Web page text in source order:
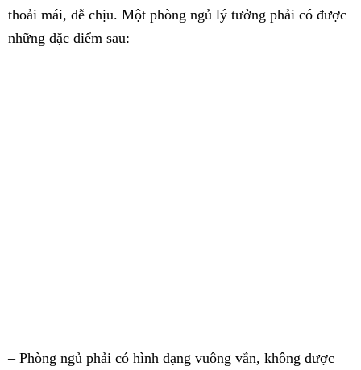
thoải mái, dễ chịu. Một phòng ngủ lý tưởng phải có được
những đặc điểm sau:
– Phòng ngủ phải có hình dạng vuông vắn, không được